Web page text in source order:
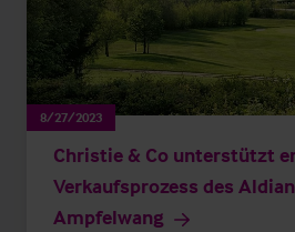
8/27/2023
Christie & Co unterstützt
Verkaufsprozess des
Ampfelwang